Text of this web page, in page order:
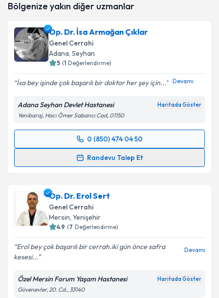
Bölgenize yakın diğer uzmanlar
Op. Dr. İsa Armağan Çıklar
Genel Cerrahi
Adana, Seyhan
5 (1 Değerlendirme)
İsa bey işinde çok başarılı bir doktor her şey için... Devamı
Adana Seyhan Devlet Hastanesi Haritada Göster
Yenibaraj, Hacı Ömer Sabancı Cad, 01150
0 (850) 474 04 50
Randevu Talep Et
Randevu Takvimi Talebi
için bir takvim hazırlandığında e-posta ile
bilgilendireceğiz.
E-posta Adresiniz
Metni 'ni okudum ve kişisel verilerimin belirtilen
kapsamda işlenmesini kabul ediyorum.
Op. Dr. Erol Sert
Genel Cerrahi
Mersin, Yenişehir
4.9 (7 Değerlendirme)
Erol bey çok başarılı bir cerrah.iki gün önce safra
kesesi...
Devamı
Özel Mersin Forum Yaşam Hastanesi Haritada Göster
Güvenevler, 20. Cd., 33140